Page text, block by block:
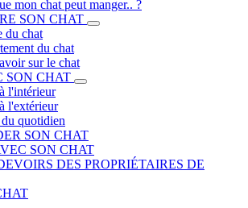
mon chat peut manger.. ?
SON CHAT
du chat
du chat
sur le chat
SON CHAT
l'intérieur
l'extérieur
quotidien
SON CHAT
SON CHAT
DES PROPRIÉTAIRES DE